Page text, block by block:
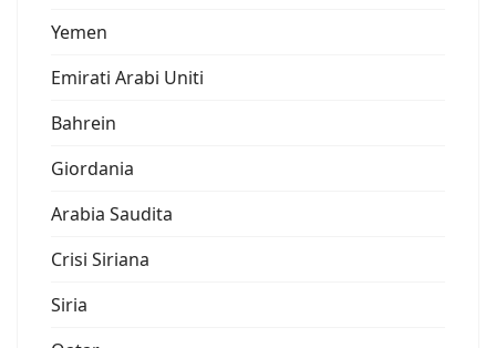
Yemen
Emirati Arabi Uniti
Bahrein
Giordania
Arabia Saudita
Crisi Siriana
Siria